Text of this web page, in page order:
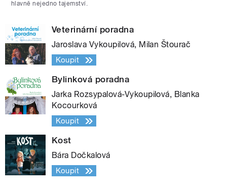
hlavně nejedno tajemství.
Veterinární poradna
Jaroslava Vykoupilová, Milan Štourač
Koupit
Bylinková poradna
Jarka Rozsypalová-Vykoupilová, Blanka
Kocourková
Koupit
Kost
Bára Dočkalová
Koupit